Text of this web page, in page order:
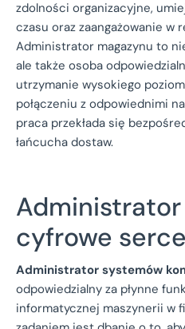
zdolności organizacyjne,
czasu oraz zaangażowanie w
Administrator magazynu to
ale także osoba
utrzymanie wysokiego
połączeniu z odpowiednimi
praca przekłada się
łańcucha dostaw.
cyfrowe
Administrator systemów
odpowiedzialny za płynne
informatycznej maszynerii w